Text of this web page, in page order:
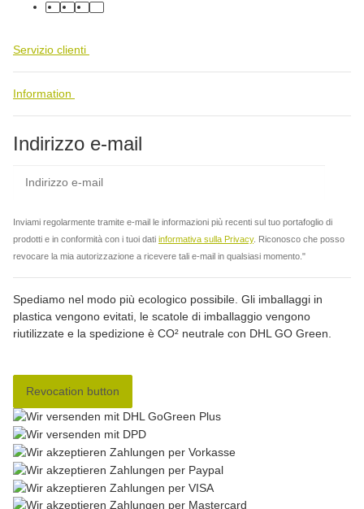
facebook
youtube
instagram
tiktok
Servizio clienti
Information
Indirizzo e-mail
Inviami regolarmente tramite e-mail le informazioni più recenti sul tuo portafoglio di
prodotti e in conformità con i tuoi dati informativa sulla Privacy. Riconosco che posso
revocare la mia autorizzazione a ricevere tali e-mail in qualsiasi momento."
Spediamo nel modo più ecologico possibile. Gli imballaggi in
plastica vengono evitati, le scatole di imballaggio vengono
riutilizzate e la spedizione è CO² neutrale con DHL GO Green.
Revocation button